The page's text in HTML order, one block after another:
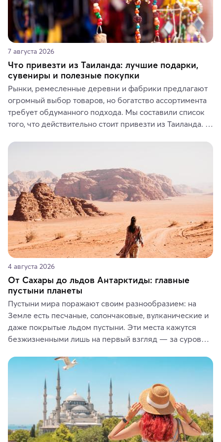
7 августа 2026
Что привезти из Таиланда: лучшие подарки,
сувениры и полезные покупки
Рынки, ремесленные деревни и фабрики предлагают
огромный выбор товаров, но богатство ассортимента
требует обдуманного подхода. Мы составили список
того, что действительно стоит привезти из Таиланда.
средства, одежду, украшения, предметы интерьера
где их купить.
4 августа 2026
От Сахары до льдов Антарктиды: главные
пустыни планеты
Пустыни мира поражают своим разнообразием: на
Земле есть песчаные, солончаковые, вулканические и
даже покрытые льдом пустыни. Эти места кажутся
безжизненными лишь на первый взгляд — за суровой
животные и маршруты, которые дарят одни из самых
ярких впечатлений от путешествий.